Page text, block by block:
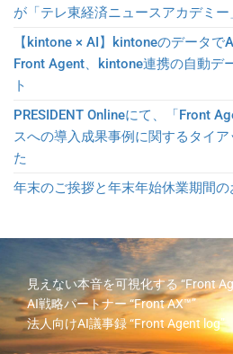
が「テレ東経済ニュースアカデミ
【kintone × AI】kintoneのデータで
Front Agent、kintone連携の自動デ
ト
PRESIDENT Onlineにて、「Front
スへの導入成果事例に関するタイ
た
年末のご挨拶と年末年始休業期間
見えない本音を可視化する“Front
AI戦略パートナー“Front AX™”
法人向けAI議事録“Front Agent log”